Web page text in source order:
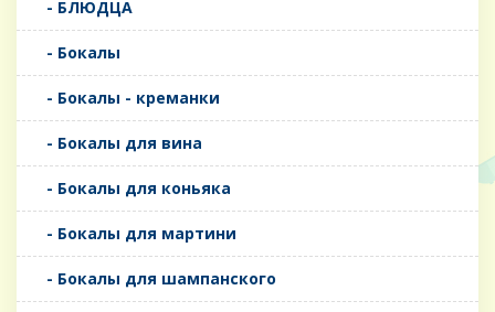
- БЛЮДЦА
- Бокалы
- Бокалы - креманки
- Бокалы для вина
- Бокалы для коньяка
- Бокалы для мартини
- Бокалы для шампанского